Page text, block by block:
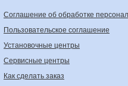
Соглашение об обработке
Пользовательское соглашение
Установочные центры
Сервисные центры
Как сделать заказ